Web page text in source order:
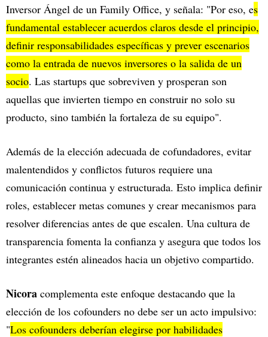
Inversor Ángel de un Family Office, y señala: "Por eso, es
fundamental establecer acuerdos claros desde el principio,
definir responsabilidades específicas y prever escenarios
como la entrada de nuevos inversores o la salida de un
socio. Las startups que sobreviven y prosperan son
aquellas que invierten tiempo en construir no solo su
producto, sino también la fortaleza de su equipo".
Además de la elección adecuada de cofundadores, evitar
malentendidos y conflictos futuros requiere una
comunicación continua y estructurada. Esto implica definir
roles, establecer metas comunes y crear mecanismos para
resolver diferencias antes de que escalen. Una cultura de
transparencia fomenta la confianza y asegura que todos los
integrantes estén alineados hacia un objetivo compartido.
Nicora complementa este enfoque destacando que la
elección de los cofounders no debe ser un acto impulsivo:
"Los cofounders deberían elegirse por habilidades